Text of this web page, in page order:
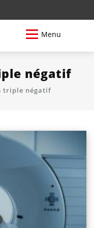
Menu
négatif
triple négatif